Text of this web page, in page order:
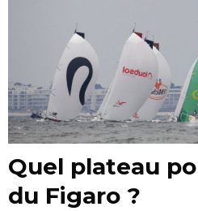
Quel plateau
du Figaro ?